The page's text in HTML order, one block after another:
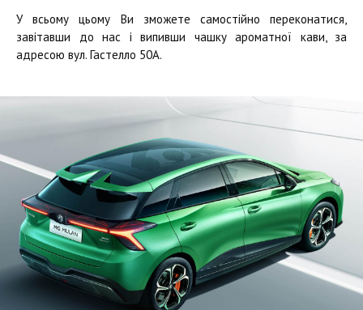
У всьому цьому Ви зможете самостійно переконатися,
завітавши до нас і випивши чашку ароматної кави, за
адресою вул. Гастелло 50А.